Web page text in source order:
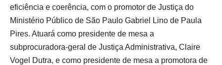
eficiência e coerência, com o promotor de Justiça do
Ministério Público de São Paulo Gabriel Lino de Paula
Pires. Atuará como presidente de mesa a
subprocuradora-geral de Justiça Administrativa, Claire
Vogel Dutra, e como presidente de mesa a promotora de